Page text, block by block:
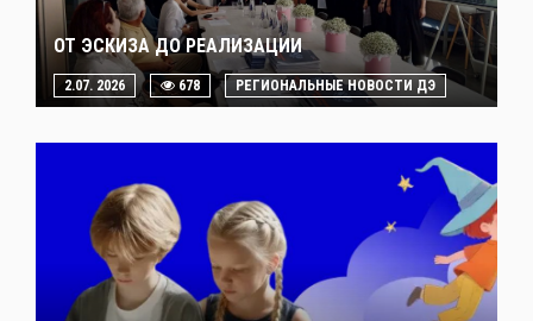
ОТ ЭСКИЗА ДО РЕАЛИЗАЦИИ
2.07. 2026 678 РЕГИОНАЛЬНЫЕ НОВОСТИ ДЭ